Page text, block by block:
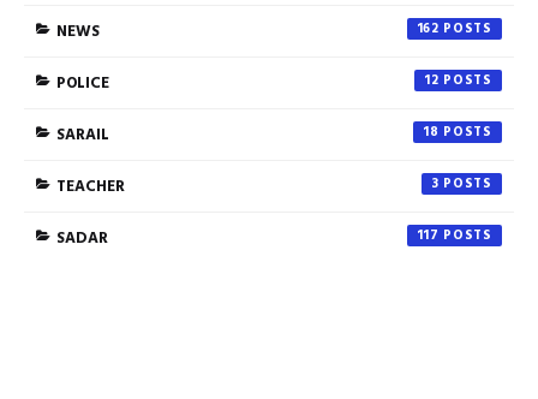
NEWS 162
POLICE 12
SARAIL 18
TEACHER 3
SADAR 117